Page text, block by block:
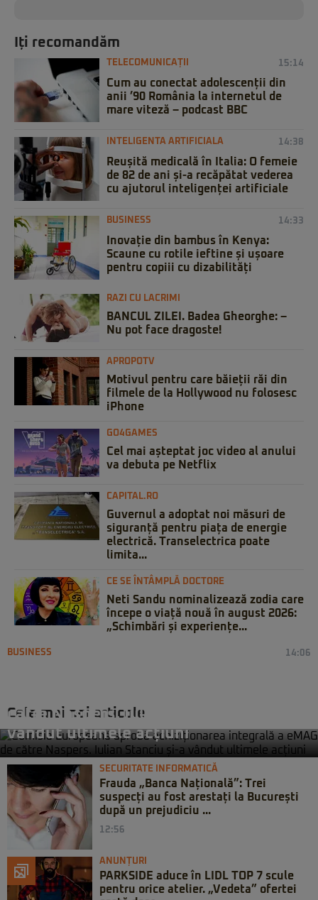
Iți recomandăm
TELECOMUNICAȚII 15:14
Cum au conectat adolescenții din
anii ’90 România la internetul de
mare viteză – podcast BBC
INTELIGENTA ARTIFICIALA 14:38
Reușită medicală în Italia: O femeie
de 82 de ani și-a recăpătat vederea
cu ajutorul inteligenței artificiale
BUSINESS 14:33
Inovație din bambus în Kenya:
Scaune cu rotile ieftine și ușoare
pentru copiii cu dizabilități
RAZI CU LACRIMI
BANCUL ZILEI. Badea Gheorghe: –
Nu pot face dragoste!
APROPOTV
Motivul pentru care băieții răi din
filmele de la Hollywood nu folosesc
iPhone
GO4GAMES
Cel mai așteptat joc video al anului
va debuta pe Netflix
CAPITAL.RO
Guvernul a adoptat noi măsuri de
siguranță pentru piața de energie
electrică. Transelectrica poate
limita...
CE SE ÎNTÂMPLĂ DOCTORE
Neti Sandu nominalizează zodia care
începe o viață nouă în august 2026:
„Schimbări și experiențe...
Cele mai noi articole
BUSINESS 14:06
către Naspers. Iulian Stanciu și-a
vândut ultimele acțiuni
SECURITATE INFORMATICĂ
Frauda „Banca Națională”: Trei
suspecți au fost arestați la București
după un prejudiciu ...
12:56
ANUNȚURI
PARKSIDE aduce în LIDL TOP 7 scule
pentru orice atelier. „Vedeta” ofertei